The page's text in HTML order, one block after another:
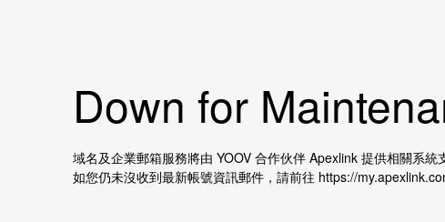
Down for
域名及企業郵箱服務將由 YOOV 合作伙伴 Apexlink 提供相關系
如您仍未沒收到最新帳號資訊郵件，請前往 https://